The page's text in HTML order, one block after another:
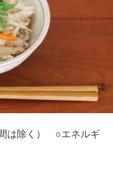
は除く） ○エネルギ